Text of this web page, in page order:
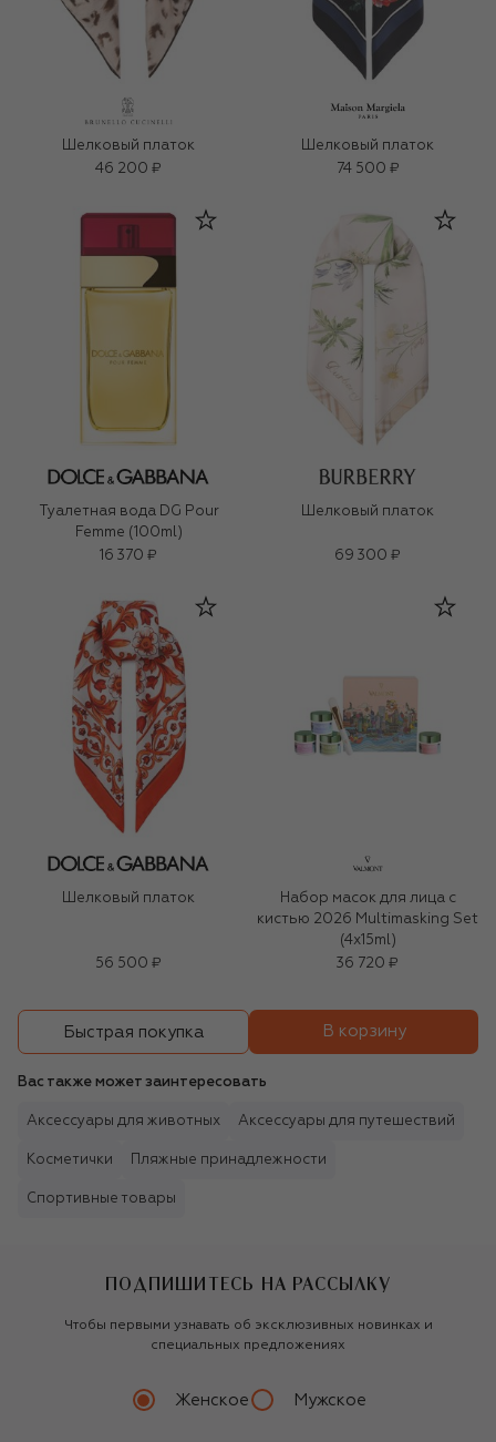
Шелковый платок
46 200 ₽
Шелковый платок
74 500 ₽
Туалетная вода DG Pour
Femme (100ml)
16 370 ₽
Шелковый платок
69 300 ₽
Шелковый платок
56 500 ₽
Набор масок для лица с
кистью 2026 Multimasking Set
(4x15ml)
36 720 ₽
Быстрая покупка В корзину
Вас также может заинтересовать
Аксессуары для животных Аксессуары для путешествий
Косметички Пляжные принадлежности
Спортивные товары
ПОДПИШИТЕСЬ НА РАССЫЛКУ
Чтобы первыми узнавать об эксклюзивных новинках и
специальных предложениях
Женское Мужское